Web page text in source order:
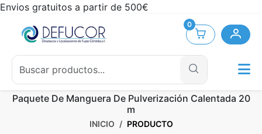
Envios gratuitos a partir de 500€
0
Paquete De Manguera De Pulverización Calentada 20
m
INICIO PRODUCTO